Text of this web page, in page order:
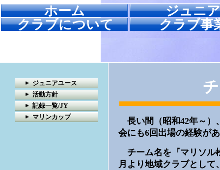
ホーム
ジュニア
クラブについて
クラブ事
ジュニアユース
活動方針
記録一覧/JY
マリンカップ
長い間（昭和42年～）
会にも6回出場の経験が
チーム名を『マリソル
月より地域クラブとし